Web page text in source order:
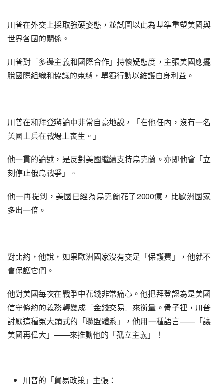
川普在外交上採取強硬姿態，並試圖以此為基準重塑美國與
世界各國的關係。
川普對「多邊主義和國際合作」持懷疑態度，主張美國應擺
脫國際組織和協議的束縛，單獨行動以維護自身利益。
川普在和拜登辯論中非常自豪地說，「在他任內，沒有一名
美國士兵在戰場上喪生。」
他一貫的論述，是反對美國繼續支持烏克蘭。亦即他會「立
刻停止俄烏戰爭」。
他一再提到，美國已經為烏克蘭花了2000億，比歐洲國家
多出一倍。
對北約，他說，如果歐洲國家沒有交足「保護費」，他就不
會保護它們。
他對美國每次在戰爭中花錢非常痛心。他把拜登認為是美國
信守條約的義務轉變成「金錢交易」來衡量。骨子裡，川普
討厭這種冤大頭式的「聯盟體系」，他用一種語言——「讓
美國再偉大」——來推動他的「孤立主義」！
川普的「貿易政策」主張：